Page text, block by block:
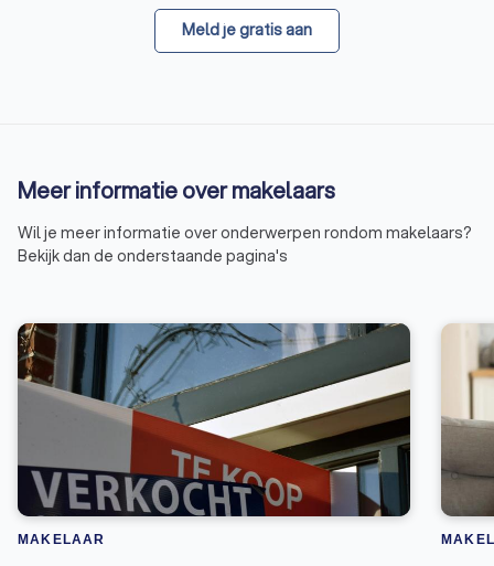
Meld je gratis aan
Meer informatie over makelaars
Wil je meer informatie over onderwerpen rondom makelaars?
Bekijk dan de onderstaande pagina's
MAKELAAR